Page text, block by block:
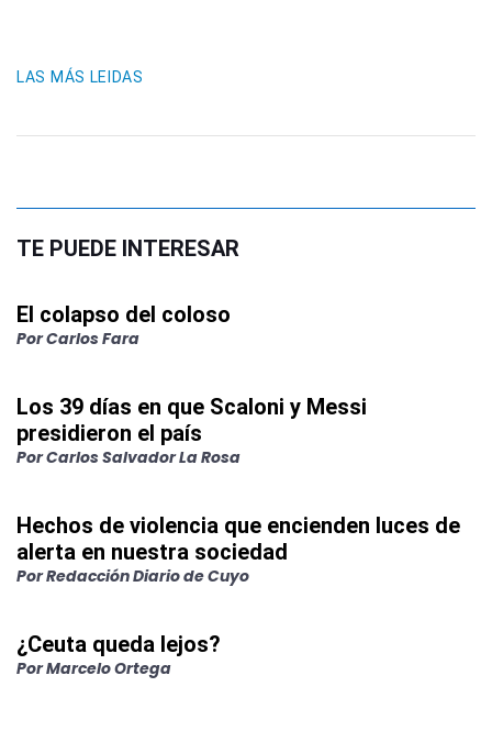
LAS MÁS LEIDAS
TE PUEDE INTERESAR
El colapso del coloso
PorCarlos Fara
Los 39 días en que Scaloni y Messi
presidieron el país
PorCarlos Salvador La Rosa
Hechos de violencia que encienden luces de
alerta en nuestra sociedad
PorRedacción Diario de Cuyo
¿Ceuta queda lejos?
PorMarcelo Ortega